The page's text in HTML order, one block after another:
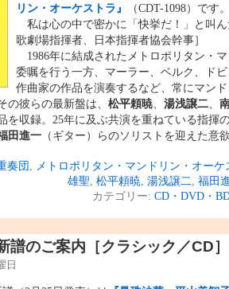
リン・オーケストラ』
（CDT-1098）です。
私は心の中で密かに「快挙だ！」と叫
歌劇場指揮者、日本指揮者協会幹事］
1986年に結成されたメトロポリタン・
委嘱を行う一方、マーラー、ベルク、ド
作曲家の作品を演奏するなど、常にマン
の彼らの最新盤は、 松平頼暁 湯浅譲二
を収録。25年に及ぶ共演を重ねている指揮
田進一 （ギター）らのソリストを迎えた意
奏団 メトロポリタン・マンドリン・オーケ
雄聖 松平頼暁 湯浅譲二 福田
カテゴリー: CD・DVD・
譜のご案内［クラシック／CD］
日